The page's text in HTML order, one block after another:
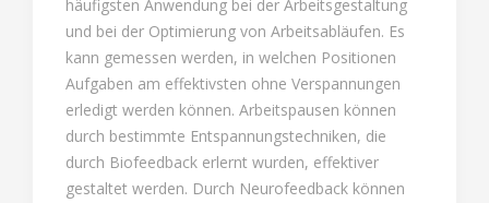
häufigsten Anwendung bei der Arbeitsgestaltung
und bei der Optimierung von Arbeitsabläufen. Es
kann gemessen werden, in welchen Positionen
Aufgaben am effektivsten ohne Verspannungen
erledigt werden können. Arbeitspausen können
durch bestimmte Entspannungstechniken, die
durch Biofeedback erlernt wurden, effektiver
gestaltet werden. Durch Neurofeedback können